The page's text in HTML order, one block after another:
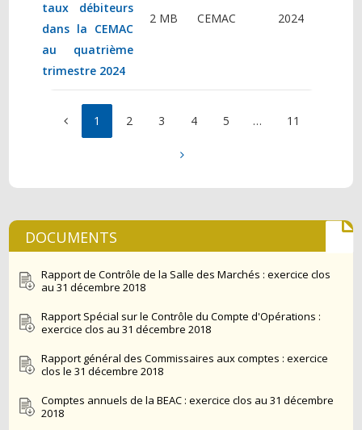
taux débiteurs
dans la CEMAC
au quatrième
trimestre 2024
2 MB CEMAC 2024
1 2 3 4 5 … 11
DOCUMENTS
Rapport de Contrôle de la Salle des Marchés : exercice clos
au 31 décembre 2018
Rapport Spécial sur le Contrôle du Compte d'Opérations :
exercice clos au 31 décembre 2018
Rapport général des Commissaires aux comptes : exercice
clos le 31 décembre 2018
Comptes annuels de la BEAC : exercice clos au 31 décembre
2018